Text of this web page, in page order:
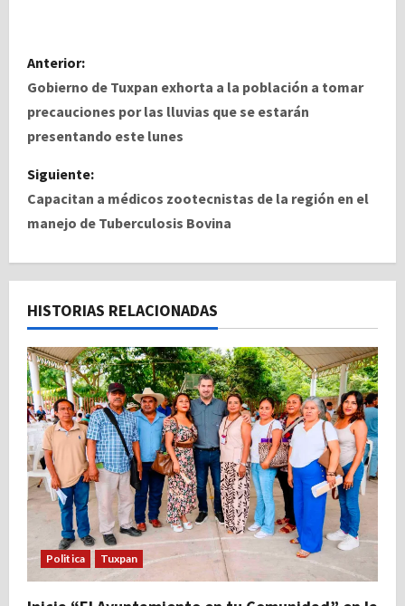
N
a
v
e
g
c
i
ó
n
d
e
e
n
t
Anterior:
Gobierno de Tuxpan exhorta a la población a tomar
precauciones por las lluvias que se estarán
presentando este lunes
Siguiente:
Capacitan a médicos zootecnistas de la región en el
manejo de Tuberculosis Bovina
HISTORIAS RELACIONADAS
Politica Tuxpan